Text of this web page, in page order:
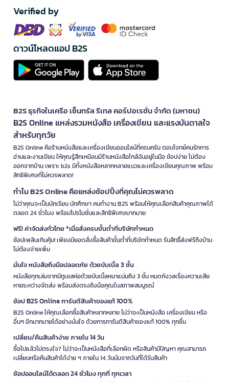
Verified by
ดาวน์โหลดแอป B2S
B2S ธุรกิจในเครือ เซ็นทรัล รีเทล คอร์ปอเรชั่น จำกัด (มหาชน)
B2S Online แหล่งรวมหนังสือ เครื่องเขียน และแรงบันดาลใจ
สำหรับทุกวัย
B2S Online คือร้านหนังสือและเครื่องเขียนออนไลน์ที่ครบครัน ตอบโจทย์คนรักการ
อ่านและงานเขียน ให้คุณรู้สึกเหมือนมีร้านหนังสือใกล้ฉันอยู่ในมือ ช้อปง่าย ไม่ต้อง
ออกจากบ้าน เพราะ b2s มีทั้งหนังสือหลากหลายแนวและเครื่องเขียนคุณภาพ พร้อม
สิทธิพิเศษที่ไม่ควรพลาด!
ทำไม B2S Online คือแหล่งช้อปปิ้งที่คุณไม่ควรพลาด
ไม่ว่าคุณจะเป็นนักเรียน นักศึกษา คนทำงาน B2S พร้อมให้คุณเลือกสินค้าคุณภาพได้
ตลอด 24 ชั่วโมง พร้อมโปรโมชั่นและสิทธิพิเศษมากมาย
ฟรี! ค่าจัดส่งทั่วไทย *เมื่อสั่งครบขั้นต่ำที่บริษัทกำหนด
ช้อปเพลินเกินคุ้ม! เพียงมียอดสั่งซื้อสินค้าขั้นต่ำที่บริษัทกำหนด รับสิทธิ์ส่งฟรีถึงบ้าน
ไม่ต้องจ่ายเพิ่ม
มั่นใจ หนังสือถึงมือปลอดภัย ด้วยบับเบิ้ล 3 ชั้น
หนังสือทุกเล่มจากบีทูเอสห่อด้วยบับเบิ้ลหนาแน่นถึง 3 ชั้น หมดกังวลเรื่องความเสีย
หายระหว่างจัดส่ง พร้อมส่งตรงถึงมือคุณในสภาพสมบูรณ์
ช้อป B2S Online การันตีสินค้าของแท้ 100%
B2S Online ให้คุณเลือกซื้อสินค้าหลากหลาย ไม่ว่าจะเป็นหนังสือ เครื่องเขียน หรือ
อื่นๆ อีกมากมายได้อย่างมั่นใจ ด้วยการการันตีสินค้าของแท้ 100% ทุกชิ้น
เปลี่ยน/คืนสินค้าง่าย ภายใน 14 วัน
ซื้อไปแล้วไม่ตรงใจ? ไม่ว่าจะเป็นหนังสือที่เลือกผิด หรือสินค้ามีปัญหา คุณสามารถ
เปลี่ยนหรือคืนสินค้าได้ง่าย ๆ ภายใน 14 วันนับจากวันที่ได้รับสินค้า
ช้อปออนไลน์ได้ตลอด 24 ชั่วโมง ทุกที่ ทุกเวลา